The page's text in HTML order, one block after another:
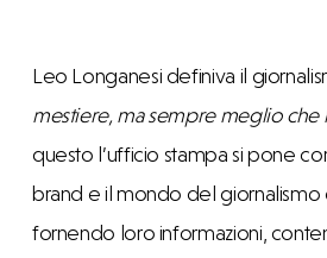
Leo Longanesi definiva il
mestiere, ma sempre meglio che
questo l’ufficio stampa si pone
brand e il mondo del
fornendo loro informazioni,